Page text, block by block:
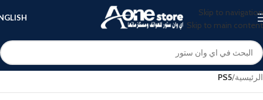
Skip to navigation
Skip to main content
الرئيسية/
PS5